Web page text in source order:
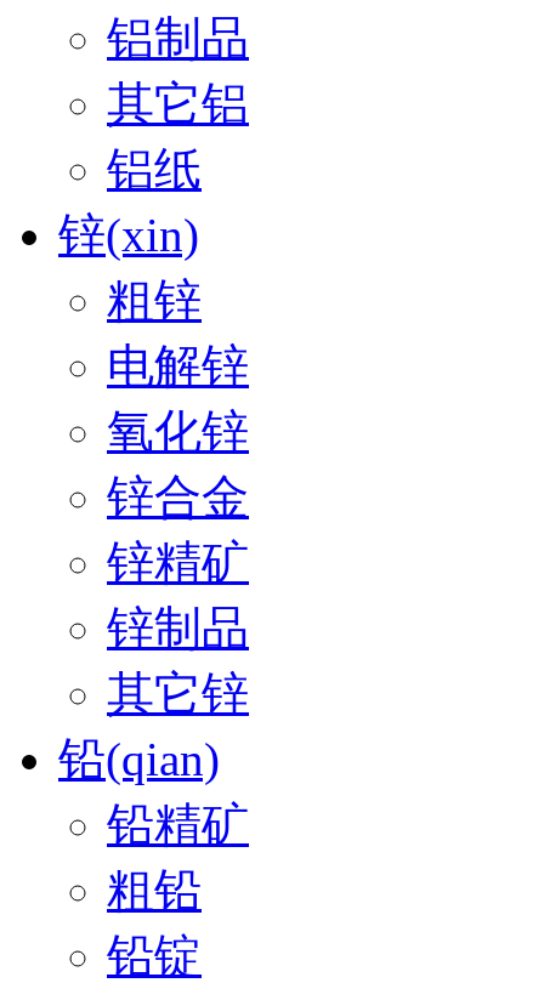
铝制品
其它铝
铝纸
锌(xin)
粗锌
电解锌
氧化锌
锌合金
锌精矿
锌制品
其它锌
铅(qian)
铅精矿
粗铅
铅锭